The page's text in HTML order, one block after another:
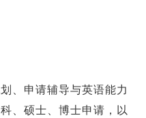
、申请辅导与英语能力
、硕士、博士申请，以